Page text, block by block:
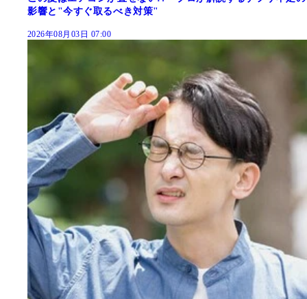
影響と"今すぐ取るべき対策"
2026年08月03日 07:00